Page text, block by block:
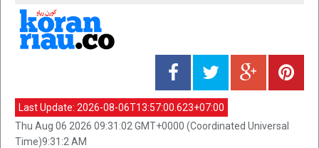
Last Update: 2026-08-06T13:57:00.623+07:00
Thu Aug 06 2026 09:31:02 GMT+0000 (Coordinated Universal
Time)9:31:2 AM